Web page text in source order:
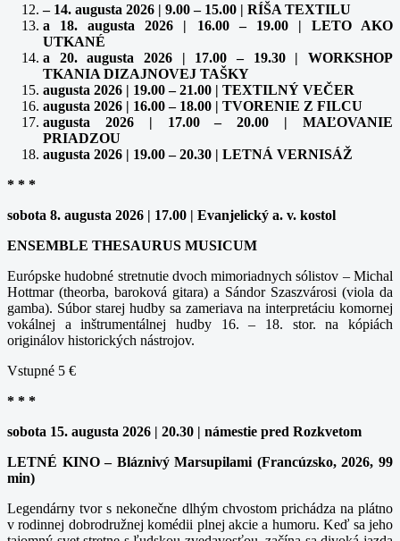
– 14. augusta 2026 | 9.00 – 15.00 | RÍŠA TEXTILU
a 18. augusta 2026 | 16.00 – 19.00 | LETO AKO
UTKANÉ
a 20. augusta 2026 | 17.00 – 19.30 | WORKSHOP
TKANIA DIZAJNOVEJ TAŠKY
augusta 2026 | 19.00 – 21.00 | TEXTILNÝ VEČER
augusta 2026 | 16.00 – 18.00 | TVORENIE Z FILCU
augusta 2026 | 17.00 – 20.00 | MAĽOVANIE
PRIADZOU
augusta 2026 | 19.00 – 20.30 | LETNÁ VERNISÁŽ
* * *
sobota 8. augusta 2026 | 17.00 | Evanjelický a. v. kostol
ENSEMBLE THESAURUS MUSICUM
Európske hudobné stretnutie dvoch mimoriadnych sólistov – Michal
Hottmar (theorba, baroková gitara) a Sándor Szaszvárosi (viola da
gamba). Súbor starej hudby sa zameriava na interpretáciu komornej
vokálnej a inštrumentálnej hudby 16. – 18. stor. na kópiách
originálov historických nástrojov.
Vstupné 5 €
* * *
sobota 15. augusta 2026 | 20.30 | námestie pred Rozkvetom
LETNÉ KINO – Bláznivý Marsupilami (Francúzsko, 2026, 99
min)
Legendárny tvor s nekonečne dlhým chvostom prichádza na plátno
v rodinnej dobrodružnej komédii plnej akcie a humoru. Keď sa jeho